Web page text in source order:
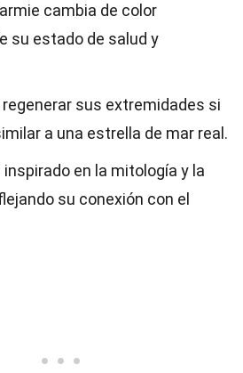
cambia de color
su estado de salud y
sus extremidades si
a una estrella de mar real.
en la mitología y la
su conexión con el